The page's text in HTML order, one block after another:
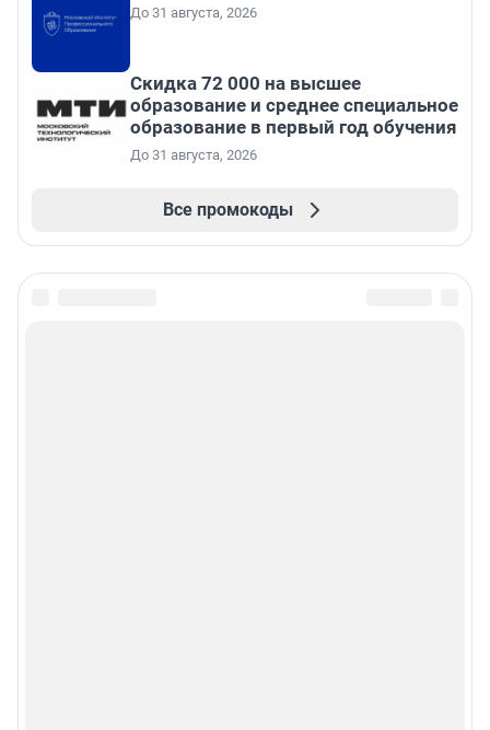
До 31 августа, 2026
Скидка 72 000 на высшее
образование и среднее специальное
образование в первый год обучения
До 31 августа, 2026
Все промокоды